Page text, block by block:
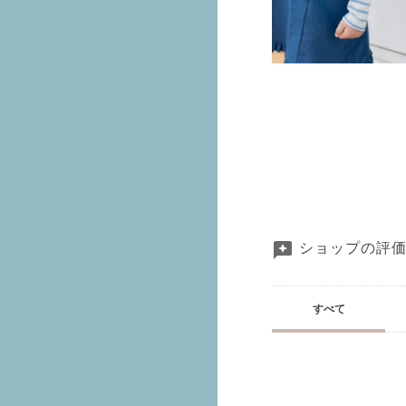
ショップの評価
すべて